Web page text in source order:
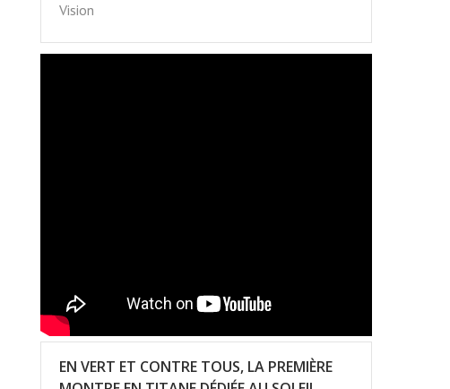
Vision
EN VERT ET CONTRE TOUS, LA PREMIÈRE